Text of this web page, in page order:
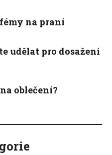
na praní
udělat pro dosažení
oblečení?